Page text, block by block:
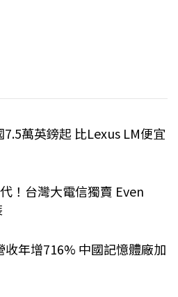
萬英鎊起 比Lexus LM便宜
！台灣大電信獨賣 Even
收年增716% 中國記憶體廠加